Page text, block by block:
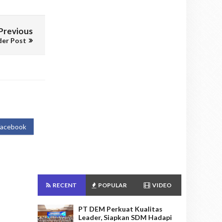
Post
RECENT POPULAR VIDEO
PT DEM Perkuat Kualitas
Leader, Siapkan SDM Hadapi